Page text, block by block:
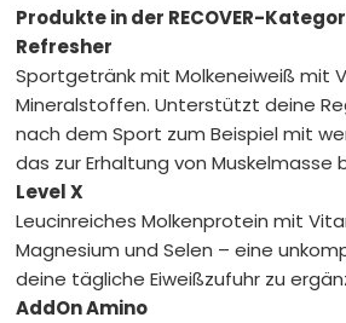
Versorgung in Training und
Produkte in der RECOVER-
Refresher
Sportgetränk mit Molkeneiweiß mit
Mineralstoffen. Unterstützt deine
nach dem Sport zum Beispiel mit
das zur Erhaltung von Muskelmasse
Level X
Leucinreiches Molkenprotein mit
Magnesium und Selen – eine
deine tägliche Eiweißzufuhr zu
AddOn Amino